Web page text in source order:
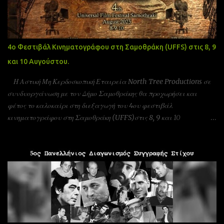
4ο Φεστιβάλ Κινηματογράφου στη Σαμοθράκη (UFFS) στις 8, 9
και 10 Αυγούστου.
Η Αστική Μη Κερδοσκοπική Εταιρεία North Tree Productions σε
συνδυοργάνωση με τον Δήμο Σαμοθράκης θα προχωρήσει και
φέτος το καλοκαίρι στη διεξαγωγή του 4ου φεστιβάλ
κινηματογράφου στη Σαμοθράκη (UFFS)στις 8, 9 και 10
πρεσβίας Τσεχίας όπως επίσης και υπο την Αιγίδα της Unesco
Πειραιώς και νήσων και της Action Art καθώς και της Εταιρεία
Ελλήνων Σκηνοθετών και της Ένωσης Σεναριογράφων Ελλάδας. Το
παγκόσμιο φεστιβάλ ταινιών μικρού μήκους Σαμοθράκης είναι
ένα νέο φεστιβάλ που λαμβάνει χώρα κάθε καλοκαίρι στο νησί
της Σαμοθράκης για 3 ημέρες. Το φεστιβάλ στοχεύει στην προώθηση